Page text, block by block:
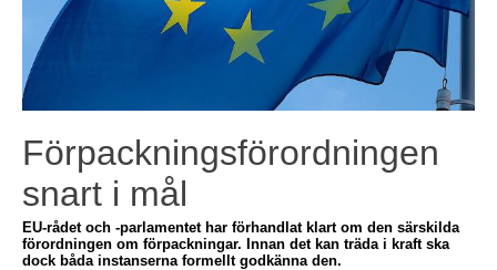
Förpackningsförordningen
snart i mål
EU-rådet och -parlamentet har förhandlat klart om den särskilda
förordningen om förpackningar. Innan det kan träda i kraft ska
dock båda instanserna formellt godkänna den.